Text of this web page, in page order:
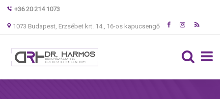
+36 20 214 1073
1073 Budapest, Erzsébet krt. 14., 16-os kapucsengő